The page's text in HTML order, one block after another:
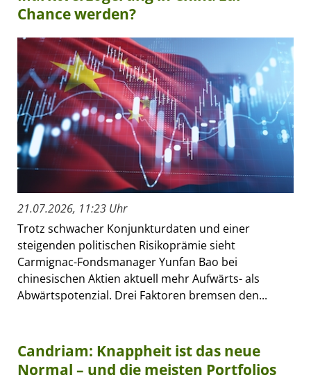
Chance werden?
21.07.2026, 11:23 Uhr
Trotz schwacher Konjunkturdaten und einer
steigenden politischen Risikoprämie sieht
Carmignac-Fondsmanager Yunfan Bao bei
chinesischen Aktien aktuell mehr Aufwärts- als
Abwärtspotenzial. Drei Faktoren bremsen den...
Candriam: Knappheit ist das neue
Normal – und die meisten Portfolios